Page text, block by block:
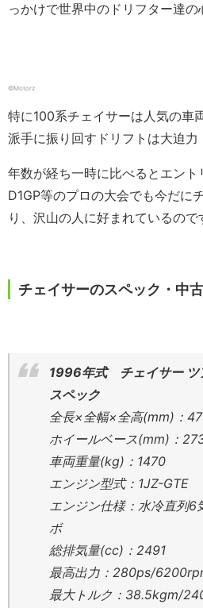
っかけで世界中のドリフター達の
©Motorz
特に100系チェイサーは人気の車
派手に振り回すドリフトは大迫力
年数が経ち一時に比べるとエント
D1GP等のプロの大会でも今だに
り、沢山の人に好まれているので
チェイサーのスペック・中
1996年式 チェイサー
スペック
全長×全幅×全高(mm)：
ホイールベース(mm)：
車両重量(kg)：1470
エンジン型式：1JZ-GTE
エンジン仕様：水冷直列
ボ
総排気量(cc)：2491
最高出力：280ps/
最大トルク：38.5kgm/